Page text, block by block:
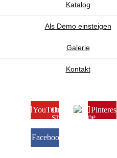
Katalog
Als Demo einsteigen
Galerie
Kontakt
YouTubeOnline
Shop
Pinterest
Facebook